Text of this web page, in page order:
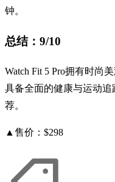
钟。
总结：9/10
Watch Fit 5 Pro拥有时尚
具备全面的健康与运动
荐。
▲售价：$298